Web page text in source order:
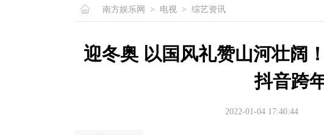
南方娱乐网 > 电视 > 综艺资讯
迎冬奥 以国风礼赞山河壮阔
抖音跨
2022-01-04 17:40:44